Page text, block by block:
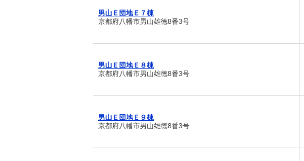
男山Ｅ団地Ｅ７棟
京都府八幡市男山雄徳8番3号
男山Ｅ団地Ｅ８棟
京都府八幡市男山雄徳8番3号
男山Ｅ団地Ｅ９棟
京都府八幡市男山雄徳8番3号